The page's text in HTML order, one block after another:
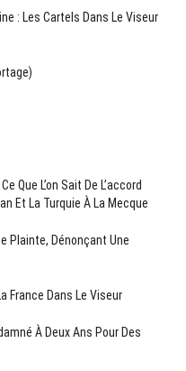
: Les Cartels Dans Le Viseur
Que L’on Sait De L’accord
Et La Turquie À La Mecque
Plainte, Dénonçant Une
France Dans Le Viseur
À Deux Ans Pour Des